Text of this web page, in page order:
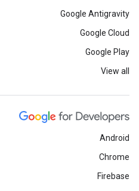
Google Antigravity
Google Cloud
Google Play
View all
Android
Chrome
Firebase